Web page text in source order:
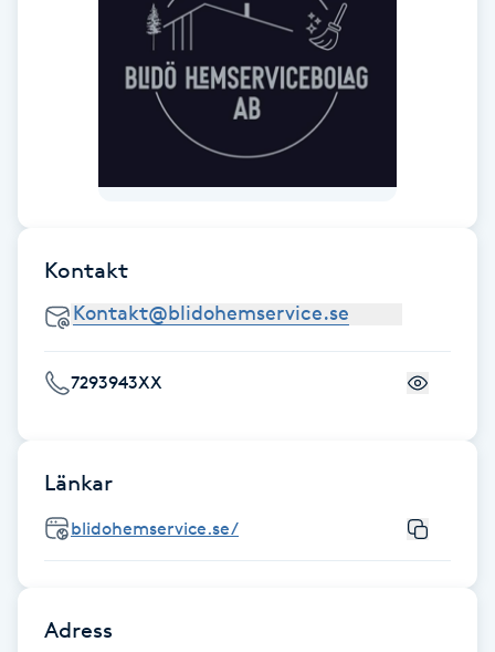
Fransfärgning
Fransförlängning
Fransförlängning Megavolym
Fransk manikyr
Fransrengöring
Frekvensterapi
Kontakt
7293943XX
Länkar
blidohemservice.se/
Adress